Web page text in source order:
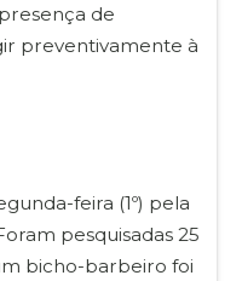
de
preventivamente à
feira (1º) pela
pesquisadas 25
bicho-barbeiro foi